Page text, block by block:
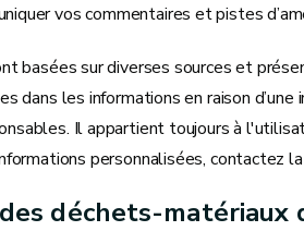
vos commentaires et pistes
basées sur diverses sources et
dans les informations en raison
Il appartient toujours à
personnalisées, contactez
déchets-matériaux